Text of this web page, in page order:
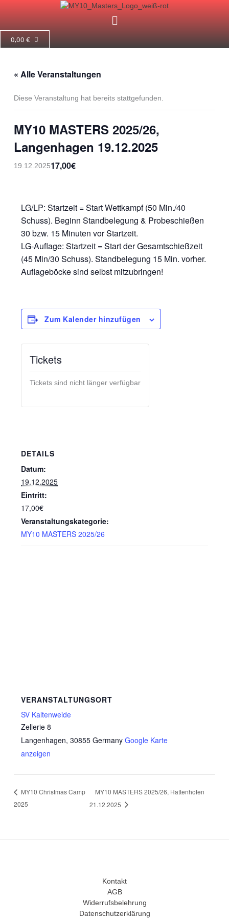
Menü
0,00 €
« Alle Veranstaltungen
Diese Veranstaltung hat bereits stattgefunden.
MY10 MASTERS 2025/26,
Langenhagen 19.12.2025
19.12.202517,00€
LG/LP: Startzeit = Start Wettkampf (50 Min./40
Schuss). Beginn Standbelegung & Probeschießen
30 bzw. 15 Minuten vor Startzeit.
LG-Auflage: Startzeit = Start der Gesamtschießzeit
(45 Min/30 Schuss). Standbelegung 15 Min. vorher.
Auflageböcke sind selbst mitzubringen!
Zum Kalender hinzufügen
DETAILS
Datum:
19.12.2025
Eintritt:
17,00€
Veranstaltungskategorie:
MY10 MASTERS 2025/26
VERANSTALTUNGSORT
SV Kaltenweide
Zellerie 8
Langenhagen, 30855 Germany Google Karte
anzeigen
Tickets
Tickets sind nicht länger verfügbar
MY10 Christmas Camp
2025
MY10 MASTERS 2025/26, Hattenhofen
21.12.2025
Kontakt
AGB
Widerrufsbelehrung
Datenschutzerklärung